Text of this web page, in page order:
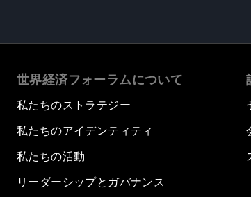
世界経済フォーラムについて
私たちのストラテジー
私たちのアイデンティティ
私たちの活動
リーダーシップとガバナンス